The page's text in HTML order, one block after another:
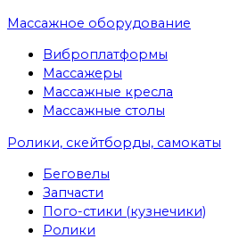
Массажное оборудование
Виброплатформы
Массажеры
Массажные кресла
Массажные столы
Ролики, скейтборды, самокаты
Беговелы
Запчасти
Пого-стики (кузнечики)
Ролики